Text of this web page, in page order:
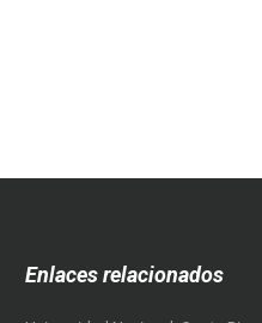
Enlaces relacionados